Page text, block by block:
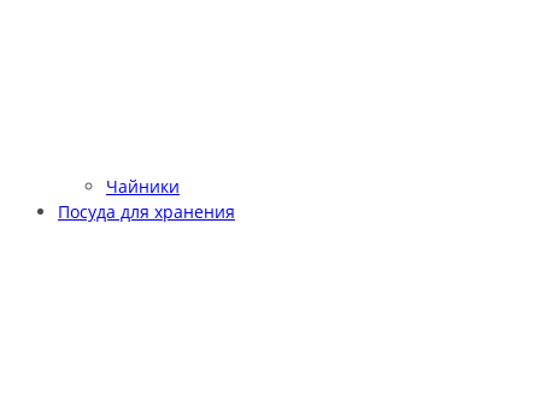
Чайники
Посуда для хранения